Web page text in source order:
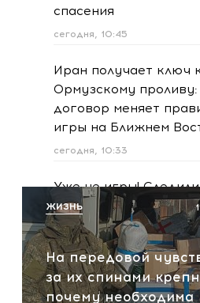
спасения
сегодня, 10:45
Иран получает ключ
Ормузскому
договор меняет
игры на Ближнем
сегодня, 10:33
Уже не игры!
военными и готовили
взрыв: ФСБ
опасный план
сегодня, 10:09
На передовой
за их спинами
почему необходима
ЖИЗНЬ